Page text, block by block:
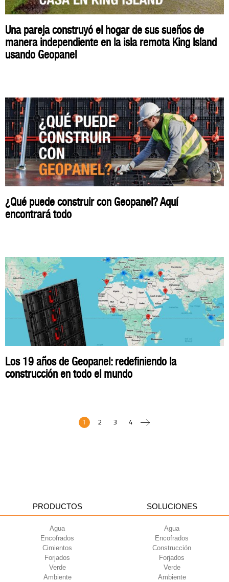
Una pareja construyó el hogar de sus sueños de
manera independiente en la isla remota King Island
usando Geopanel
¿Qué puede construir con Geopanel? Aquí
encontrará todo
Los 19 años de Geopanel: redefiniendo la
construcción en todo el mundo
1 2 3 4
PRODUCTOS
Agua
Encofrados
Cimientos
Forjados
Verde
Ambiente
SOLUCIONES
Agua
Encofrados
Construcción
Forjados
Verde
Ambiente